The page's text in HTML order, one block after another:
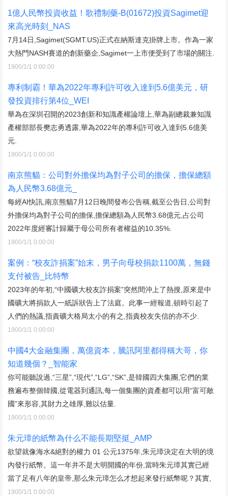
1億人民幣投資收益！歌禮制藥-B(01672)投資Sagimet迎
來高光時刻_NAS
7月14日,Sagimet(SGMT.US)正式在納斯達克掛牌上市。作為一家
大熱門NASH賽道的創新藥企,Sagimet一上市便受到了市場的關注.
1900/1/1 0:00:00
專利制霸！華為2022年專利許可收入達到5.6億美元，研
發投資排行第4位_WEI
華為在深圳召開的2023創新和知識產權論壇上,華為副總裁兼知識
產權部部長樊志勇透露,華為2022年的專利許可收入達到5.6億美
元.
1900/1/1 0:00:00
南京熊貓：公司對外擔保均為對子公司的擔保，擔保總額
為人民幣3.68億元_
每經AI快訊,南京熊貓7月12日晚間發布公告稱,截至公告日,公司對
外擔保均為對子公司的擔保,擔保總額為人民幣3.68億元,占公司
2022年度經審計歸屬于母公司所有者權益的10.35%.
1900/1/1 0:00:00
案例：“校友詐捐案”始末，男子向母校捐款1100萬，無錢
支付被告_比特幣
2023年的年初,“中國礦大校友詐捐案”突然間沖上了熱搜,原來是中
國礦大將捐款人一紙訴狀告上了法庭。此事一經報道,頓時引起了
人們的熱議,指責礦大格局太小的有之,指責校友失信的亦不少.
1900/1/1 0:00:00
中國4大金融集團，萬億資本，騰訊阿里都得稱大哥，你
知道幾個？_智能家
你可能聽說過,“三星”,“現代”,“LG”,“SK”,是韓國四大集團,它們的業
務遍布整個韓國,從電器到通訊,每一個集團的資產都可以用“富可敵
國”來形容,其財力之雄厚,難以估量.
1900/1/1 0:00:00
朱元璋的紙幣為什么不能長期堅挺_AMP
欲望就像海水&絕對的權力 01 公元1375年,朱元璋決定在大明的境
內發行紙幣。這一年并不是大明開國的年份,當時朱元璋其實已經
當了足有八年的皇帝,那么朱元璋怎么才想起來發行紙幣呢？其實,
1900/1/1 0:00:00